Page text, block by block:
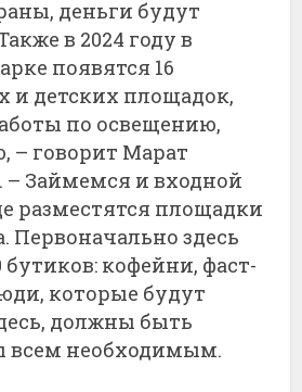
деньги будут
в 2024 году в
появятся 16
и детских площадок,
по освещению,
– говорит Марат
– Займемся и входной
разместятся площадки
Первоначально здесь
бутиков: кофейни, фаст-
которые будут
должны быть
всем необходимым.